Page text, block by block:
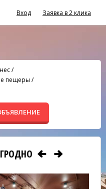
Вход Заявка в 2 клика
/
пещеры /